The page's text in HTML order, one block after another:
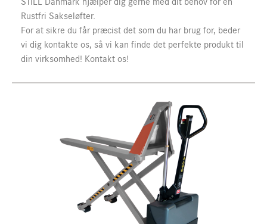
Rustfri Sakseløfter.
For at sikre du får præcist det som du har brug for, beder
vi dig kontakte os, så vi kan finde det perfekte produkt til
din virksomhed! Kontakt os!